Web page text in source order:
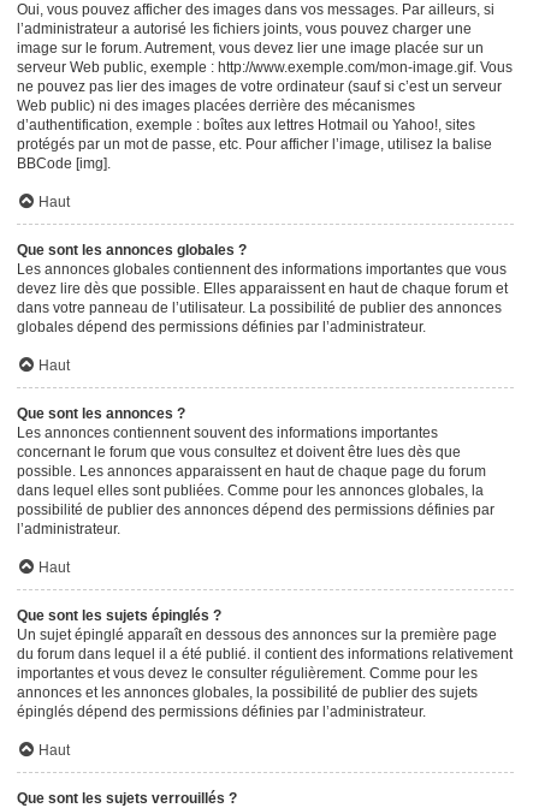
Oui, vous pouvez afficher des images dans vos messages. Par ailleurs, si
l’administrateur a autorisé les fichiers joints, vous pouvez charger une
image sur le forum. Autrement, vous devez lier une image placée sur un
serveur Web public, exemple : http://www.exemple.com/mon-image.gif. Vous
ne pouvez pas lier des images de votre ordinateur (sauf si c’est un serveur
Web public) ni des images placées derrière des mécanismes
d’authentification, exemple : boîtes aux lettres Hotmail ou Yahoo!, sites
protégés par un mot de passe, etc. Pour afficher l’image, utilisez la balise
BBCode [img].
Haut
Que sont les annonces globales ?
Les annonces globales contiennent des informations importantes que vous
devez lire dès que possible. Elles apparaissent en haut de chaque forum et
dans votre panneau de l’utilisateur. La possibilité de publier des annonces
globales dépend des permissions définies par l’administrateur.
Haut
Que sont les annonces ?
Les annonces contiennent souvent des informations importantes
concernant le forum que vous consultez et doivent être lues dès que
possible. Les annonces apparaissent en haut de chaque page du forum
dans lequel elles sont publiées. Comme pour les annonces globales, la
possibilité de publier des annonces dépend des permissions définies par
l’administrateur.
Haut
Que sont les sujets épinglés ?
Un sujet épinglé apparaît en dessous des annonces sur la première page
du forum dans lequel il a été publié. il contient des informations relativement
importantes et vous devez le consulter régulièrement. Comme pour les
annonces et les annonces globales, la possibilité de publier des sujets
épinglés dépend des permissions définies par l’administrateur.
Haut
Que sont les sujets verrouillés ?